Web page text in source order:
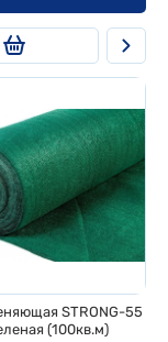
STRONG-55
(100кв.м)